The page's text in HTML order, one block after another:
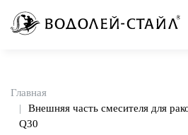
Главная
Внешняя часть смесителя для
Q30